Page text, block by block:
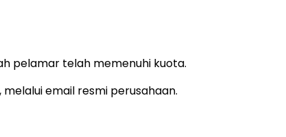
pelamar telah memenuhi kuota.
email resmi perusahaan.